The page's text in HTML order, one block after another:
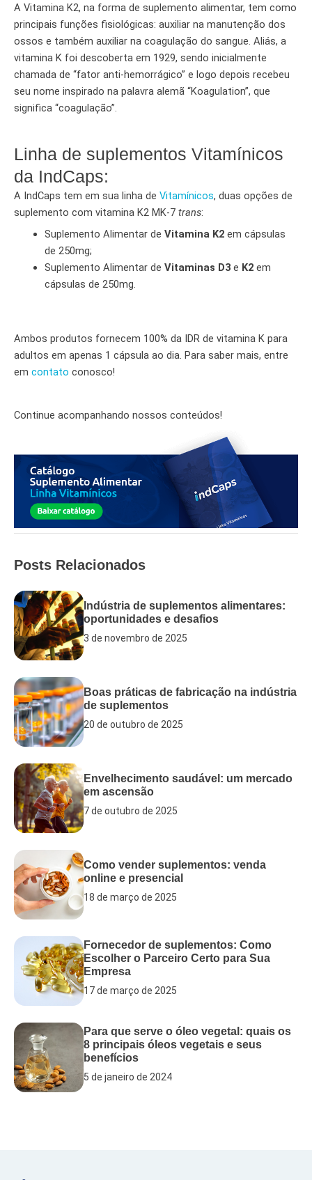
A Vitamina K2, na forma de suplemento alimentar, tem como
principais funções fisiológicas: auxiliar na manutenção dos
ossos e também auxiliar na coagulação do sangue. Aliás, a
vitamina K foi descoberta em 1929, sendo inicialmente
chamada de “fator anti-hemorrágico” e logo depois recebeu
seu nome inspirado na palavra alemã “Koagulation”, que
significa “coagulação”.
Linha de suplementos Vitamínicos
da IndCaps:
A IndCaps tem em sua linha de Vitamínicos, duas opções de
suplemento com vitamina K2 MK-7 trans:
Suplemento Alimentar de Vitamina K2 em cápsulas
de 250mg;
Suplemento Alimentar de Vitaminas D3 e K2 em
cápsulas de 250mg.
Ambos produtos fornecem 100% da IDR de vitamina K para
adultos em apenas 1 cápsula ao dia. Para saber mais, entre
em contato conosco!
Continue acompanhando nossos conteúdos!
Posts Relacionados
Indústria de suplementos alimentares:
oportunidades e desafios
3 de novembro de 2025
Boas práticas de fabricação na indústria
de suplementos
20 de outubro de 2025
Envelhecimento saudável: um mercado
em ascensão
7 de outubro de 2025
Como vender suplementos: venda
online e presencial
18 de março de 2025
Fornecedor de suplementos: Como
Escolher o Parceiro Certo para Sua
Empresa
17 de março de 2025
Para que serve o óleo vegetal: quais os
8 principais óleos vegetais e seus
benefícios
5 de janeiro de 2024